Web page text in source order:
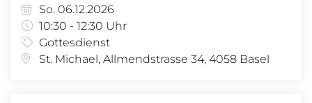
So. 06.12.2026
10:30 - 12:30 Uhr
Gottesdienst
St. Michael, Allmendstrasse 34, 4058 Basel